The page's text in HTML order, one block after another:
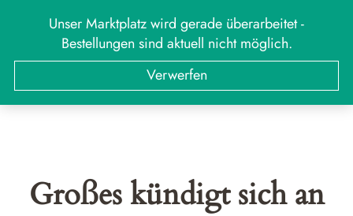
Unser Marktplatz wird gerade überarbeitet -
Bestellungen sind aktuell nicht möglich.
Verwerfen
MARKT
Suchen
Großes kündigt sich an